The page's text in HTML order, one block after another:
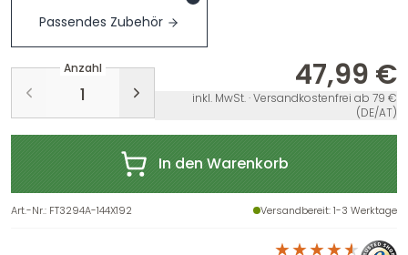
Passendes Zubehör
Anzahl 47,99 €
inkl. MwSt. · Versandkostenfrei ab 79 €
(DE/AT)
In den Warenkorb
Art.-Nr.: FT3294A-144X192 Versandbereit: 1-3 Werktage